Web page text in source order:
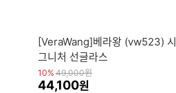
[VeraWang]베라왕 (vw523) 시
그니처 선글라스
10% 49,000원
44,100원